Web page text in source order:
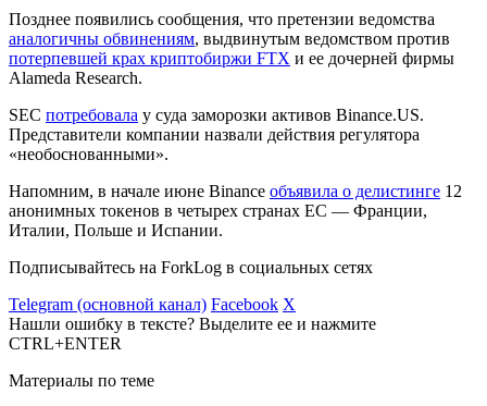
Позднее появились сообщения, что претензии ведомства
аналогичны обвинениям, выдвинутым ведомством против
потерпевшей крах криптобиржи FTX и ее дочерней фирмы
Alameda Research.
SEC потребовала у суда заморозки активов Binance.US.
Представители компании назвали действия регулятора
«необоснованными».
Напомним, в начале июне Binance объявила о делистинге 12
анонимных токенов в четырех странах ЕС — Франции,
Италии, Польше и Испании.
Подписывайтесь на ForkLog в социальных сетях
Telegram (основной канал) Facebook X
Нашли ошибку в тексте? Выделите ее и нажмите
CTRL+ENTER
Материалы по теме